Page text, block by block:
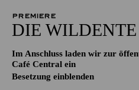
PREMIERE
DIE WILDENTE
Im Anschluss laden wir zur
Café Central ein
Besetzung einblenden